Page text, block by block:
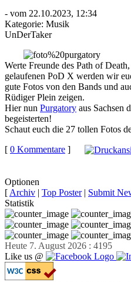
- vom 22.10.2023, 12:34
Kategorie: Musik
UnDerTaker
Werte Freunde des Path of
gelaufenen PoD X werden wir
gute Fotos von den Bands und
Rüdiger Plein zeigen.
Hier nun Purgatory aus Sachsen
begeisterten!
Schaut euch die 27 tollen Fotos
[ 0 Kommentare ]
Optionen
[ Archiv | Top Poster| Submit
Statistik
Heute 7. August 2026 : 4195
Like us @